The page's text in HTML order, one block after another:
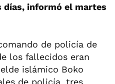
informó el martes
de policía de
los fallecidos eran
islámico Boko
de policía, tres